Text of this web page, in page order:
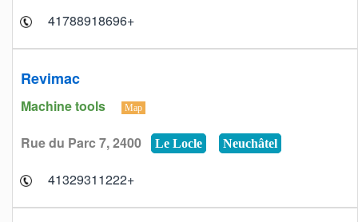
+41788918696
Revimac
Machine tools Map
Rue du Parc 7, 2400 Le Locle Neuchâtel
+41329311222